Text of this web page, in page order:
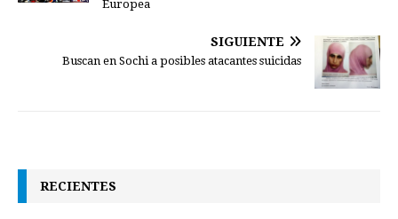
Europea
SIGUIENTE
Buscan en Sochi a posibles atacantes suicidas
RECIENTES